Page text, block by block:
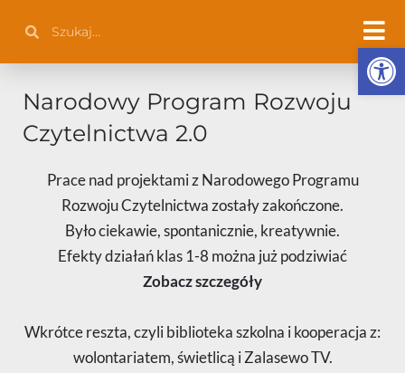
treści
Narodowy Program Rozwoju
Czytelnictwa 2.0
Prace nad projektami z Narodowego Programu
Rozwoju Czytelnictwa zostały zakończone.
Było ciekawie, spontanicznie, kreatywnie.
Efekty działań klas 1-8 można już podziwiać
Zobacz szczegóły
Wkrótce reszta, czyli biblioteka szkolna i kooperacja z:
wolontariatem, świetlicą i Zalasewo TV.